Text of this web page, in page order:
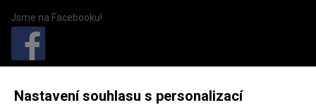
Jsme na Facebooku!
Nastavení souhlasu s personalizací